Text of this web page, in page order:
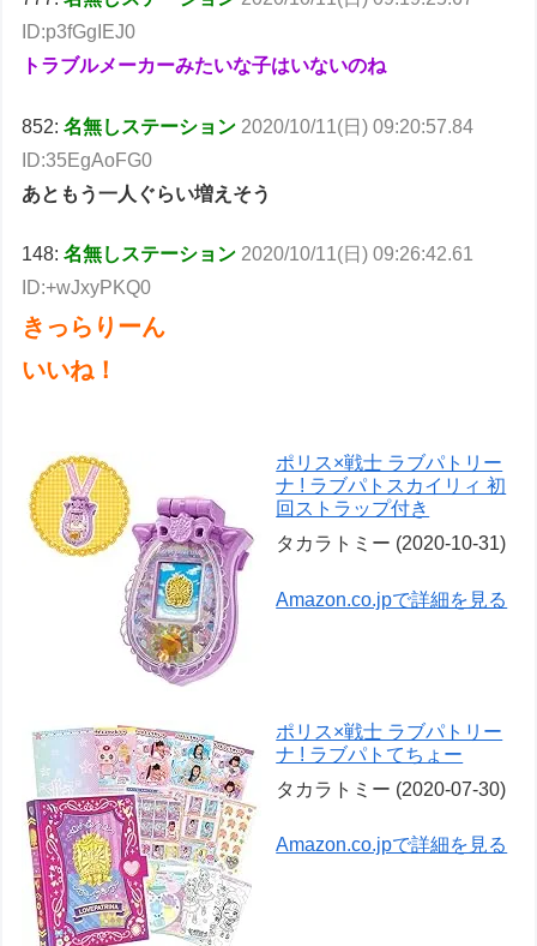
ID:p3fGgIEJ0
トラブルメーカーみたいな子はいないのね
852:名無しステーション 2020/10/11(日) 09:20:57.84
ID:35EgAoFG0
あともう一人ぐらい増えそう
148:名無しステーション 2020/10/11(日) 09:26:42.61
ID:+wJxyPKQ0
きっらりーん
いいね！
ポリス×戦士 ラブパトリー
ナ ! ラブパトスカイリィ 初
回ストラップ付き
タカラトミー (2020-10-31)
Amazon.co.jpで詳細を見る
ポリス×戦士 ラブパトリー
ナ ! ラブパトてちょー
タカラトミー (2020-07-30)
Amazon.co.jpで詳細を見る